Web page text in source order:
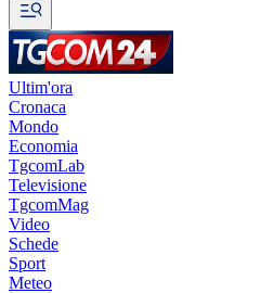
Ultim'ora
Cronaca
Mondo
Economia
TgcomLab
Televisione
TgcomMag
Video
Schede
Sport
Meteo